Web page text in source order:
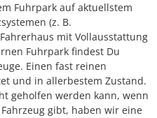
Fuhrpark auf aktuellstem
(z. B.
mit Vollausstattung
Fuhrpark findest Du
Einen fast reinen
und in allerbestem Zustand.
geholfen werden kann, wenn
gibt, haben wir eine